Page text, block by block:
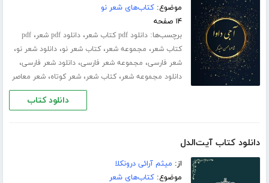
موضوع:کتاب‌های شعر نو
۱۴ صفحه
برچسب‌ها:دانلود pdf کتاب شعر ،دانلود pdf شعر ،pdf
کتاب شعر، مجموعه شعر،کتاب شعر نو،دانلود شعر نو،
شعر فارسی، مجموعه شعر فارسی،دانلود شعر فارسی،
دانلود مجموعه شعر،کتاب شعر،شعر کوتاه،شعر معاصر
دانلود کتاب
دانلود کتاب آیت‌الدل
از: میثم آرائی درونکلا
موضوع:کتاب‌های شعر